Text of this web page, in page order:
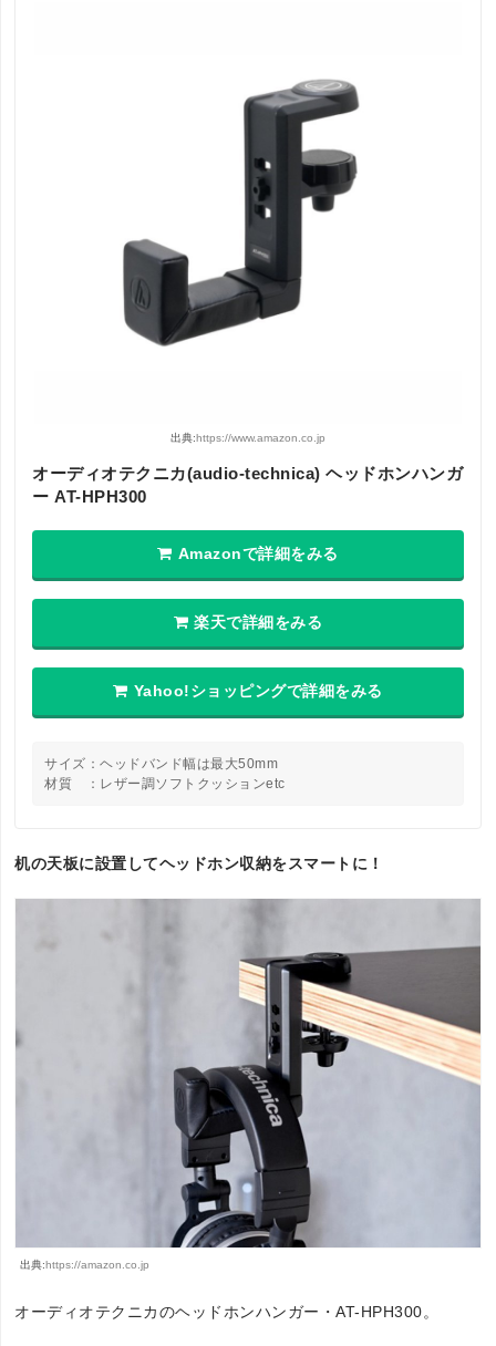
出典: https://www.amazon.co.jp
オーディオテクニカ(audio-technica) ヘッドホンハンガ
ー AT-HPH300
Amazonで詳細をみる
楽天で詳細をみる
Yahoo!ショッピングで詳細をみる
サイズ：ヘッドバンド幅は最大50mm
材質 ：レザー調ソフトクッションetc
机の天板に設置してヘッドホン収納をスマートに！
出典:https://amazon.co.jp
オーディオテクニカのヘッドホンハンガー・AT-HPH300。